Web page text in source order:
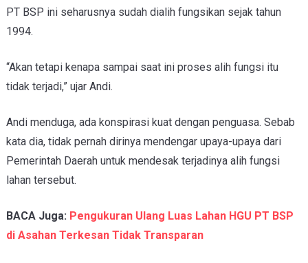
PT BSP ini seharusnya sudah dialih fungsikan sejak tahun
1994.
“Akan tetapi kenapa sampai saat ini proses alih fungsi itu
tidak terjadi,” ujar Andi.
Andi menduga, ada konspirasi kuat dengan penguasa. Sebab
kata dia, tidak pernah dirinya mendengar upaya-upaya dari
Pemerintah Daerah untuk mendesak terjadinya alih fungsi
lahan tersebut.
BACA Juga: Pengukuran Ulang Luas Lahan HGU PT BSP
di Asahan Terkesan Tidak Transparan